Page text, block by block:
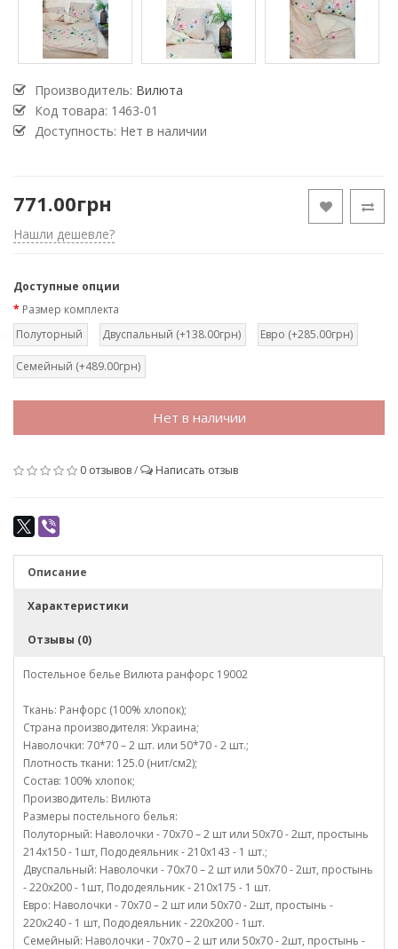
Производитель: Вилюта
Код товара: 1463-01
Доступность: Нет в наличии
771.00грн
Нашли дешевле?
Доступные опции
Размер комплекта
Полуторный
Двуспальный (+138.00грн) Евро (+285.00грн)
Семейный (+489.00грн)
Нет в наличии
0 отзывов/ Написать отзыв
Описание
Характеристики
Отзывы (0)
Постельное белье Вилюта ранфорс 19002
Ткань: Ранфорс (100% хлопок);
Страна производителя: Украина;
Наволочки: 70*70 – 2 шт. или 50*70 - 2 шт.;
Плотность ткани: 125.0 (нит/см2);
Состав: 100% хлопок;
Производитель: Вилюта
Размеры постельного белья:
Полуторный: Наволочки - 70х70 – 2 шт или 50х70 - 2шт, простынь
214х150 - 1шт, Пододеяльник - 210х143 - 1 шт.;
Двуспальный: Наволочки - 70х70 – 2 шт или 50х70 - 2шт, простынь
- 220х200 - 1шт, Пододеяльник - 210х175 - 1 шт.
Евро: Наволочки - 70х70 – 2 шт или 50х70 - 2шт, простынь -
220х240 - 1 шт, Пододеяльник - 220х200 - 1шт.
Семейный: Наволочки - 70х70 – 2 шт или 50х70 - 2шт, простынь -